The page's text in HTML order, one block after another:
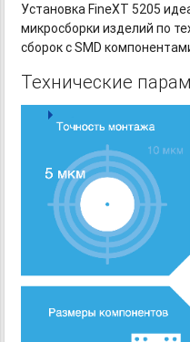
Установка FineXT 5205
микросборки изделий по
сборок с SMD
Технические